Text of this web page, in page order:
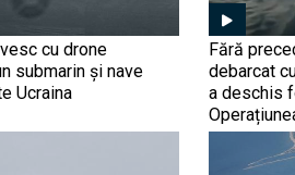
cu drone
submarin și nave
Ucraina
Fără
debarcat
a deschis